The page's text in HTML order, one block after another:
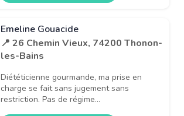
Emeline Gouacide
📍 26 Chemin Vieux, 74200 Thonon-
les-Bains
Diététicienne gourmande, ma prise en
charge se fait sans jugement sans
restriction. Pas de régime...